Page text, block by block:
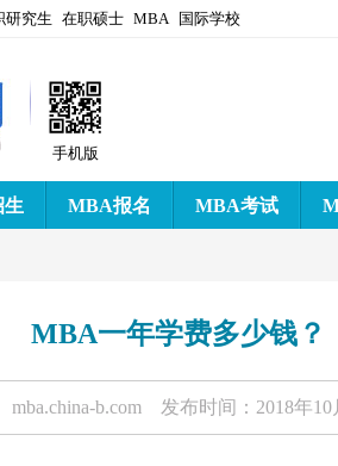
研究生 在职硕士 MBA 国际学校
手机版
MBA报名 MBA考试
MBA一年学费多少钱？
mba.china-b.com 发布时间：2018年